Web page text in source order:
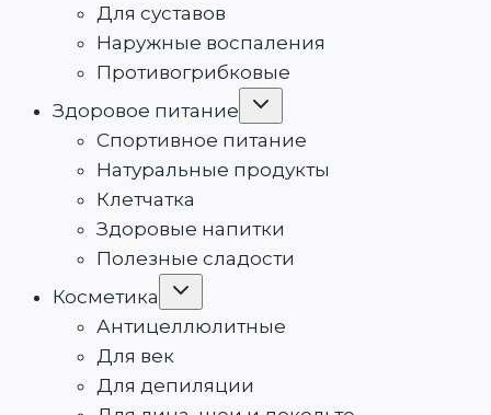
Для суставов
Наружные воспаления
Противогрибковые
Здоровое питание
Переключить
Спортивное питание
Натуральные продукты
Клетчатка
Здоровые напитки
Полезные сладости
Косметика
Переключить
Антицеллюлитные
Для век
Для депиляции